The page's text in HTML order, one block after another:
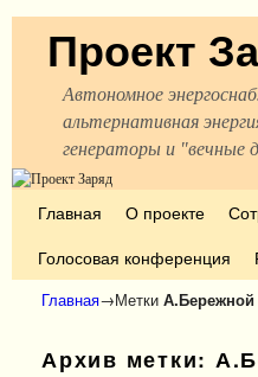
Проект
Автономное
альтернативная
генераторы и "вечные
Главная О проекте
Голосовая конференция
Главная→Метки А.Бережной
Архив метки: